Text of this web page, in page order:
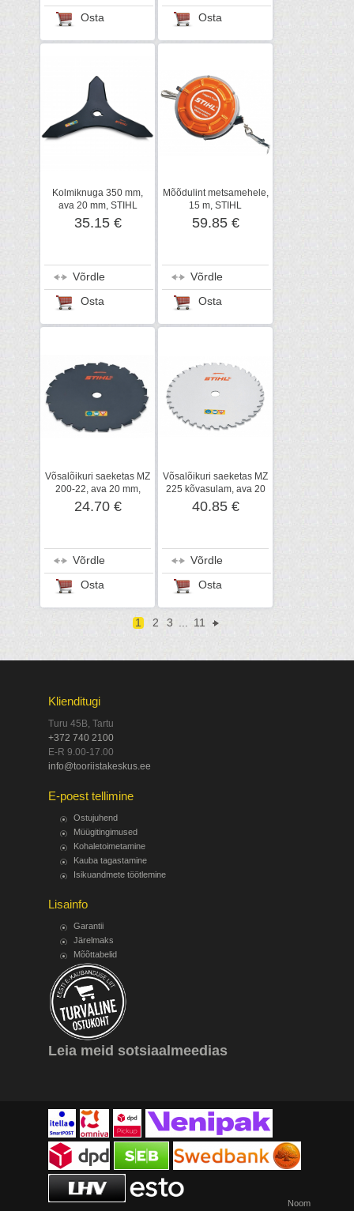
Osta Osta
Kolmiknuga 350 mm,
ava 20 mm, STIHL
35.15 €
Võrdle
Osta
Mõõdulint metsamehele,
15 m, STIHL
59.85 €
Võrdle
Osta
Võsalõikuri saeketas MZ
200-22, ava 20 mm,
STIHL
24.70 €
Võrdle
Osta
Võsalõikuri saeketas MZ
225 kõvasulam, ava 20
mm, STIHL
40.85 €
Võrdle
Osta
1 2 3 ... 11
Klienditugi
Turu 45B, Tartu
+372 740 2100
E-R 9.00-17.00
info@tooriistakeskus.ee
E-poest tellimine
Ostujuhend
Müügitingimused
Kohaletoimetamine
Kauba tagastamine
Isikuandmete töötlemine
Lisainfo
Garantii
Järelmaks
Mõõttabelid
Leia meid sotsiaalmeedias
Noom